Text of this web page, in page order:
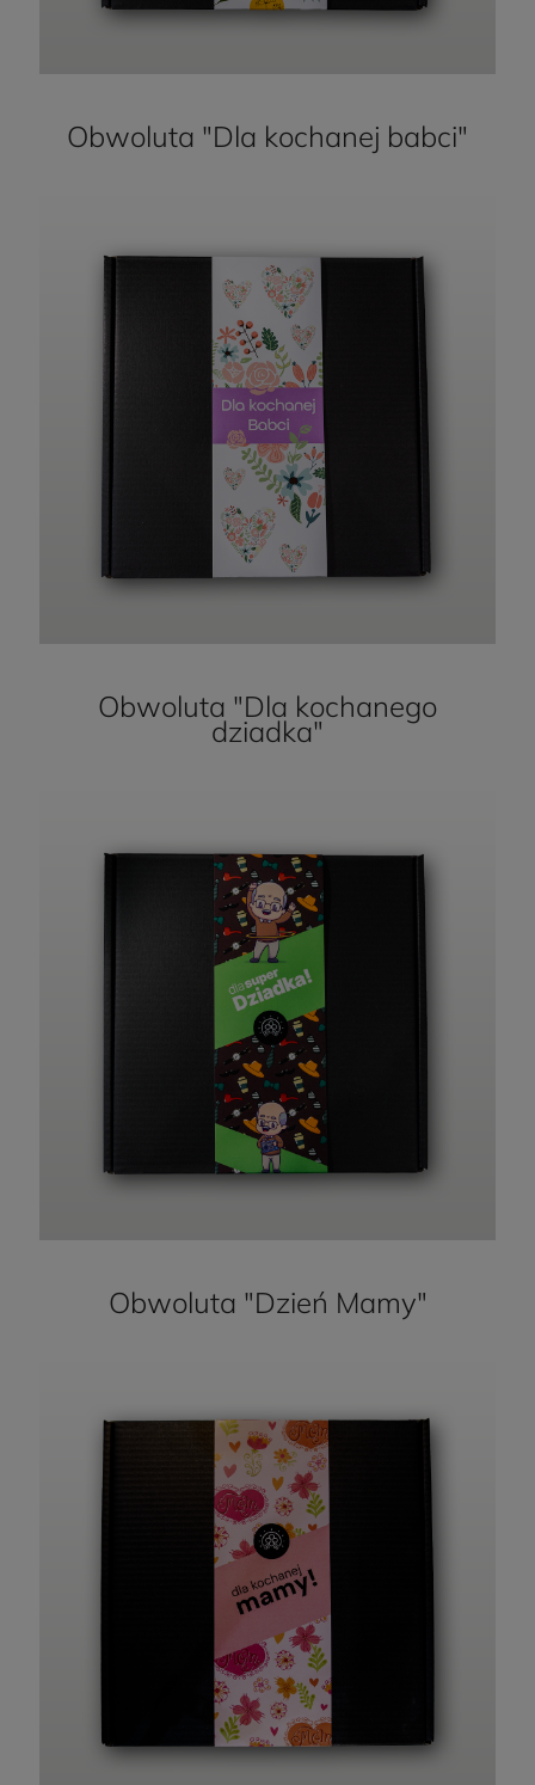
Obwoluta "Dla kochanej babci"
Obwoluta "Dla kochanego
dziadka"
Obwoluta "Dzień Mamy"
Wystarczy że zapiszesz się
na nasz newsletter, a my
wyślemy Ci kod na 5% na
Akceptuję
Politykę prywatności